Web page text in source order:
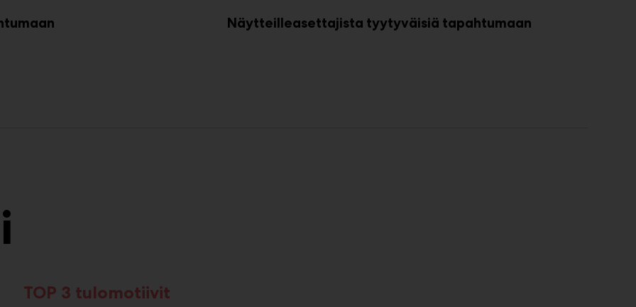
Näytteilleasettajista tyytyväisiä tapahtumaan
TOP 3 tulomotiivit